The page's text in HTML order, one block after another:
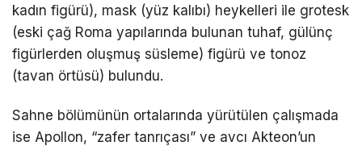
kadın figürü), mask (yüz kalıbı) heykelleri ile grotesk
(eski çağ Roma yapılarında bulunan tuhaf, gülünç
figürlerden oluşmuş süsleme) figürü ve tonoz
(tavan örtüsü) bulundu.
Sahne bölümünün ortalarında yürütülen çalışmada
ise Apollon, “zafer tanrıçası” ve avcı Akteon’un